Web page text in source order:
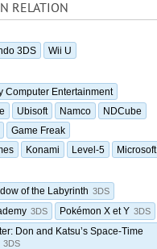
RELATION
3DS Wii U
Computer Entertainment
Ubisoft Namco
NDCube
Game Freak
Konami Level-5 Microsoft
of the Labyrinth 3DS
3DS Pokémon X et Y 3DS
Don and Katsu’s Space-Time
3DS